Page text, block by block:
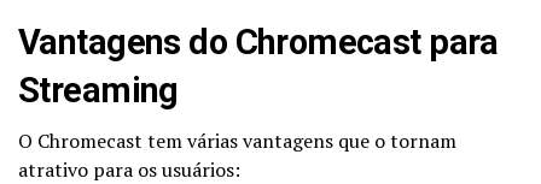
Vantagens do Chromecast para
Streaming
O Chromecast tem várias vantagens que o tornam
atrativo para os usuários: